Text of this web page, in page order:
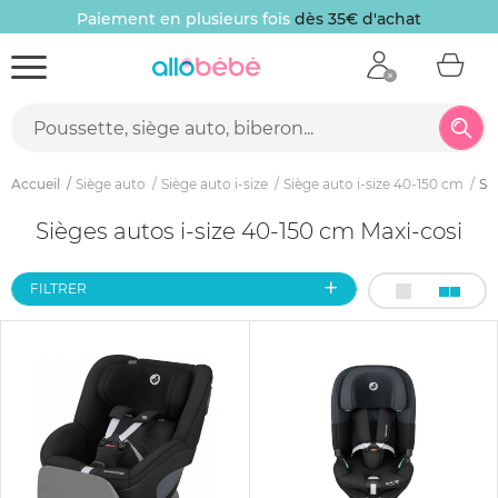
Paiement en plusieurs fois dès 35€ d'achat
Accueil Siège auto Siège auto i-size Siège auto i-size 40-150 cm
Sièges autos i-size 40-150 cm Maxi-cosi
FILTRER